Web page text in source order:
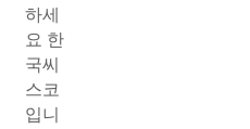
하세
요 한
국씨
스코
입니